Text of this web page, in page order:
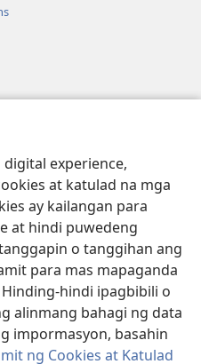
experience,
at katulad na mga
ay kailangan para
at hindi puwedeng
o tanggihan ang
para mas mapaganda
hindi ipagbibili o
alinmang bahagi ng data
impormasyon, basahin
ng Cookies at Katulad